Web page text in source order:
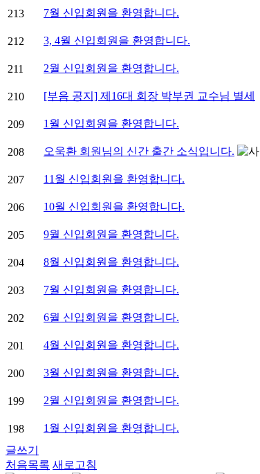
213
7월 신입회원을 환영합니다.
212
3, 4월 신입회원을 환영합니다.
211
2월 신입회원을 환영합니다.
210
[부음 공지] 제16대 회장 박부권 교수님 별세
209
1월 신입회원을 환영합니다.
208
오욱환 회원님의 신간 출간 소식입니다.
207
11월 신입회원을 환영합니다.
206
10월 신입회원을 환영합니다.
205
9월 신입회원을 환영합니다.
204
8월 신입회원을 환영합니다.
203
7월 신입회원을 환영합니다.
202
6월 신입회원을 환영합니다.
201
4월 신입회원을 환영합니다.
200
3월 신입회원을 환영합니다.
199
2월 신입회원을 환영합니다.
198
1월 신입회원을 환영합니다.
글쓰기
처음목록 새로고침